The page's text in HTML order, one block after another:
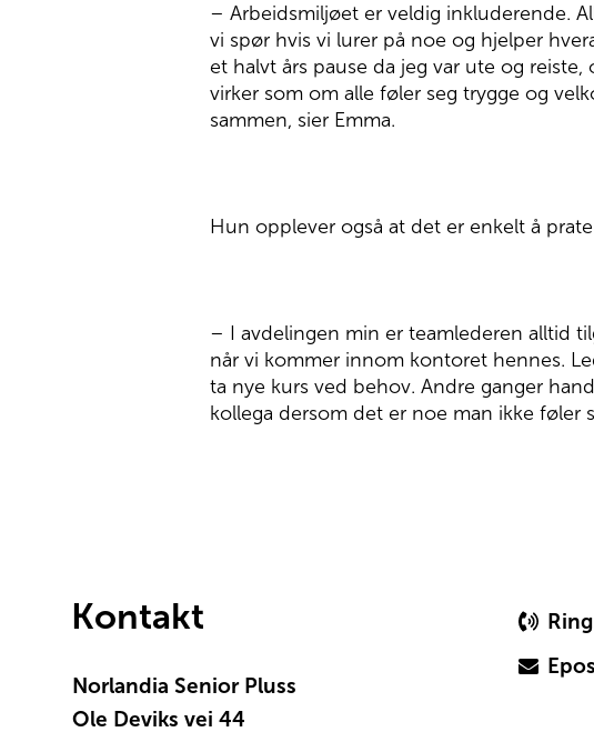
– Arbeidsmiljøet er veldig inkluderende.
vi spør hvis vi lurer på noe og hjelper
et halvt års pause da jeg var ute og
virker som om alle føler seg trygge og
sammen, sier Emma.
Hun opplever også at det er enkelt å
– I avdelingen min er teamlederen alltid
når vi kommer innom kontoret hennes.
ta nye kurs ved behov. Andre ganger
kollega dersom det er noe man ikke føler
Kontakt
Norlandia Senior Pluss
Ole Deviks vei 44